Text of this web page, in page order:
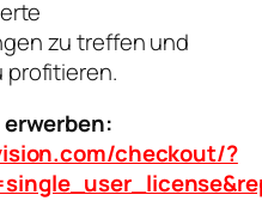
zu treffen und
profitieren.
checkout/?